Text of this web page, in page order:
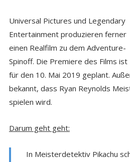
Universal Pictures und Legendary
Entertainment produzieren ferner
einen Realfilm zu dem Adventure-
Spinoff. Die Premiere des Films ist
für den 10. Mai 2019 geplant.
bekannt, dass Ryan Reynolds
spielen wird.
Darum geht geht:
In Meisterdetektiv Pikachu